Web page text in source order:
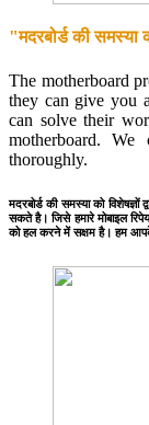
"मदरबोर्ड की
The motherboard
they can give you
can solve their
motherboard.
thoroughly.
मदरबोर्ड की समस्या को
सकते है। जिसे हमारे मोबाइल
को हल करने में सक्षम है। हम